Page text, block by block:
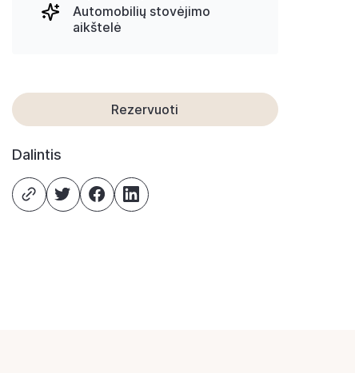
Automobilių stovėjimo
aikštelė
Rezervuoti
Dalintis